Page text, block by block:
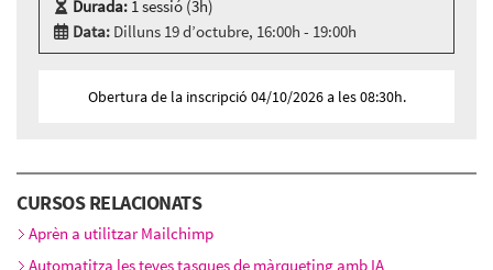
Durada: 1 sessió (3h)
Data: Dilluns 19 d’octubre, 16:00h - 19:00h
Idioma:Català
Obertura de la inscripció 04/10/2026 a les 08:30h.
CURSOS RELACIONATS
Aprèn a utilitzar Mailchimp
Automatitza les teves tasques de màrqueting amb IA